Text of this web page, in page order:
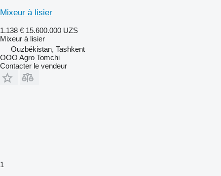
Mixeur à lisier
1.138 € 15.600.000 UZS
Mixeur à lisier
Ouzbékistan, Tashkent
OOO Agro Tomchi
Contacter le vendeur
1